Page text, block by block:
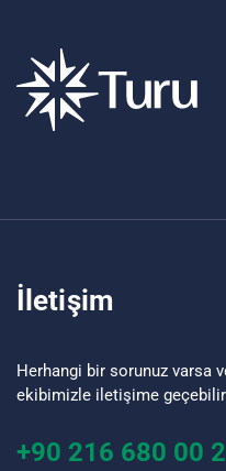
İletişim
Herhangi bir sorunuz varsa
ekibimizle iletişime
+90 216 680 00